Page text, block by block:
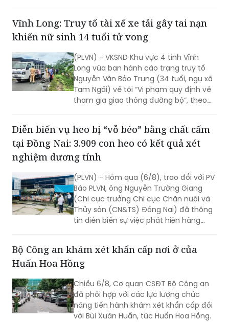
Công an Hà Nội cảnh báo người dân
cần kiểm tra kỹ đơn vị tổ chức trước khi
theo yêu cầu từ các tài khoản không rõ
nguồn gốc.
Vĩnh Long: Truy tố tài xế xe tải gây tai nạn
khiến nữ sinh 14 tuổi tử vong
(PLVN) - VKSND Khu vực 4 tỉnh Vĩnh
Long vừa ban hành cáo trạng truy tố
Nguyễn Văn Bảo Trung (34 tuổi, ngụ xã
Tam Ngãi) về tội “Vi phạm quy định về
tham gia giao thông đường bộ”, theo
Diễn biến vụ heo bị “vỗ béo” bằng chất cấm
tại Đồng Nai: 3.909 con heo có kết quả xét
nghiệm dương tính
(PLVN) - Hôm qua (6/8), trao đổi với PV
Báo PLVN, ông Nguyễn Trường Giang
(Chi cục trưởng Chi cục Chăn nuôi và
Thủy sản (CN&TS) Đồng Nai) đã thông
tin diễn biến sự việc phát hiện hàng
chất tạo nạc bị cấm sử dụng trong
chăn nuôi) tại nhiều cơ sở chăn nuôi,
Bộ Công an khám xét khẩn cấp nơi ở của
Huấn Hoa Hồng
Chiều 6/8, Cơ quan CSĐT Bộ Công an
đã phối hợp với các lực lượng chức
năng tiến hành khám xét khẩn cấp đối
với Bùi Xuân Huấn, tức Huấn Hoa Hồng.